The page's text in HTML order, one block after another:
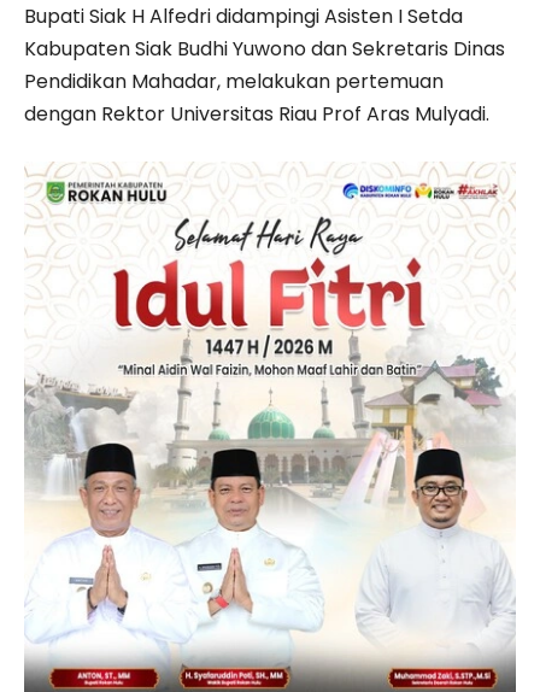
Bupati Siak H Alfedri didampingi Asisten I Setda
Kabupaten Siak Budhi Yuwono dan Sekretaris Dinas
Pendidikan Mahadar, melakukan pertemuan
dengan Rektor Universitas Riau Prof Aras Mulyadi.